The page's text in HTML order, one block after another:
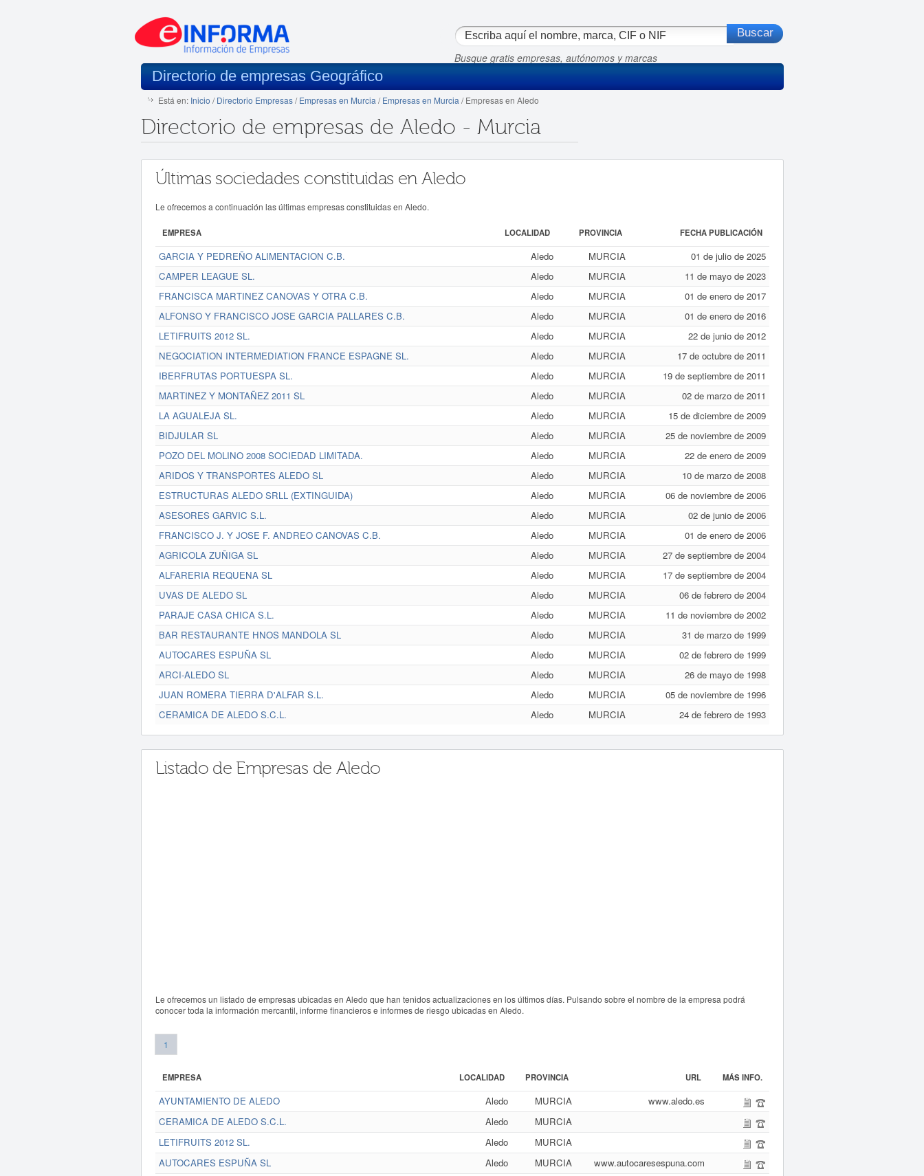
Busque gratis empresas, autónomos y marcas
Directorio de empresas Geográfico
Está en: Inicio /Directorio Empresas/Empresas en Murcia /Empresas en Murcia / Empresas en Aledo
Directorio de empresas de Aledo - Murcia
Últimas sociedades constituidas en Aledo
Le ofrecemos a continuación las últimas empresas constituidas en Aledo.
EMPRESA LOCALIDAD PROVINCIA FECHA PUBLICACIÓN
GARCIA Y PEDREÑO ALIMENTACION C.B. Aledo MURCIA
01 de julio de 2025
CAMPER LEAGUE SL.
Aledo MURCIA
11 de mayo de 2023
FRANCISCA MARTINEZ CANOVAS Y OTRA C.B.
Aledo MURCIA
01 de enero de 2017
ALFONSO Y FRANCISCO JOSE GARCIA PALLARES C.B.
Aledo MURCIA
01 de enero de 2016
LETIFRUITS 2012 SL.
Aledo MURCIA
22 de junio de 2012
NEGOCIATION INTERMEDIATION FRANCE ESPAGNE SL.
Aledo MURCIA
17 de octubre de 2011
IBERFRUTAS PORTUESPA SL.
Aledo MURCIA
19 de septiembre de 2011
MARTINEZ Y MONTAÑEZ 2011 SL
Aledo MURCIA
02 de marzo de 2011
LA AGUALEJA SL.
Aledo MURCIA
15 de diciembre de 2009
BIDJULAR SL
Aledo MURCIA
25 de noviembre de 2009
POZO DEL MOLINO 2008 SOCIEDAD LIMITADA.
Aledo MURCIA
22 de enero de 2009
ARIDOS Y TRANSPORTES ALEDO SL
Aledo MURCIA
10 de marzo de 2008
ESTRUCTURAS ALEDO SRLL (EXTINGUIDA)
Aledo MURCIA
06 de noviembre de 2006
ASESORES GARVIC S.L.
Aledo MURCIA
02 de junio de 2006
FRANCISCO J. Y JOSE F. ANDREO CANOVAS C.B.
Aledo MURCIA
01 de enero de 2006
AGRICOLA ZUÑIGA SL
Aledo MURCIA
27 de septiembre de 2004
ALFARERIA REQUENA SL
Aledo MURCIA
17 de septiembre de 2004
UVAS DE ALEDO SL
Aledo MURCIA
06 de febrero de 2004
PARAJE CASA CHICA S.L.
Aledo MURCIA
11 de noviembre de 2002
BAR RESTAURANTE HNOS MANDOLA SL
Aledo MURCIA
31 de marzo de 1999
AUTOCARES ESPUÑA SL
Aledo MURCIA
02 de febrero de 1999
ARCI-ALEDO SL
Aledo MURCIA
26 de mayo de 1998
JUAN ROMERA TIERRA D'ALFAR S.L.
Aledo MURCIA
05 de noviembre de 1996
CERAMICA DE ALEDO S.C.L.
Aledo MURCIA 24 de febrero de 1993
Listado de Empresas de Aledo
Le ofrecemos un listado de empresas ubicadas en Aledo que han tenidos actualizaciones en los últimos días. Pulsando sobre el nombre de la empresa podrá
conocer toda la información mercantil, informe financieros e informes de riesgo ubicadas en Aledo.
1
EMPRESA LOCALIDAD PROVINCIA URL MÁS INFO.
AYUNTAMIENTO DE ALEDO Aledo MURCIA
www.aledo.es
CERAMICA DE ALEDO S.C.L.
Aledo
MURCIA
LETIFRUITS 2012 SL.
Aledo
MURCIA
AUTOCARES ESPUÑA SL
Aledo MURCIA
www.autocaresespuna.com